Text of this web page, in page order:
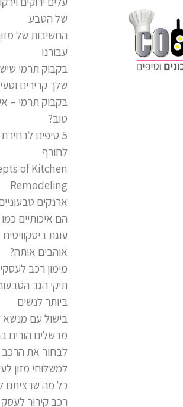
של הטבע
החשיבות של
עבורנו
בקבוק תרמי
שלך קרירים
בקבוק תרמי –
טוב?
5 טיפים
לחורף
of Kitchen
Remodeling
ארנקים
הם איכותיים
עוגת
אוהבים אותה?
מימון רכב
תיקי הגב
ביותר לנשים
בישול עם מנשא
מבשלים הורים
לבחור את
למשלוחי מזון
כל מה שרציתם
רכב קירור לעסק